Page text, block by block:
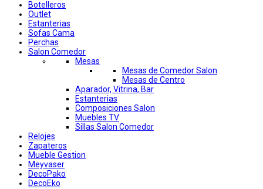
Botelleros
Outlet
Estanterias
Sofas Cama
Perchas
Salon Comedor
Mesas
Mesas de Comedor Salon
Mesas de Centro
Aparador, Vitrina, Bar
Estanterias
Composiciones Salon
Muebles TV
Sillas Salon Comedor
Relojes
Zapateros
Mueble Gestion
Meyvaser
DecoPako
DecoEko